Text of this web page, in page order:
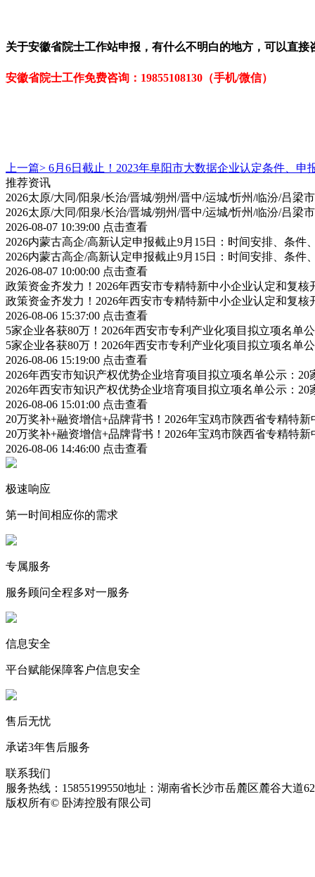
关于安徽省院士工作站申报，有什么不明白的地方，可以直接
安徽省院士工作免费咨询：19855108130（手机/微信）
上一篇> 6月6日截止！2023年阜阳市大数据企业认定条件、申
推荐资讯
2026太原/大同/阳泉/长治/晋城/朔州/晋中/运城/忻州/临汾/吕梁
2026太原/大同/阳泉/长治/晋城/朔州/晋中/运城/忻州/临汾/吕梁
2026-08-07 10:39:00 点击查看
2026内蒙古高企/高新认定申报截止9月15日：时间安排、条件
2026内蒙古高企/高新认定申报截止9月15日：时间安排、条件
2026-08-07 10:00:00 点击查看
政策资金齐发力！2026年西安市专精特新中小企业认定和复
政策资金齐发力！2026年西安市专精特新中小企业认定和复
2026-08-06 15:37:00 点击查看
5家企业各获80万！2026年西安市专利产业化项目拟立项名单
5家企业各获80万！2026年西安市专利产业化项目拟立项名单
2026-08-06 15:19:00 点击查看
2026年西安市知识产权优势企业培育项目拟立项名单公示：
2026年西安市知识产权优势企业培育项目拟立项名单公示：
2026-08-06 15:01:00 点击查看
20万奖补+融资增信+品牌背书！2026年宝鸡市陕西省专精特
20万奖补+融资增信+品牌背书！2026年宝鸡市陕西省专精特
2026-08-06 14:46:00 点击查看
极速响应
第一时间相应你的需求
专属服务
服务顾问全程多对一服务
信息安全
平台赋能保障客户信息安全
售后无忧
承诺3年售后服务
联系我们
服务热线：15855199550地址：湖南省长沙市岳麓区麓谷大道
版权所有© 卧涛控股有限公司